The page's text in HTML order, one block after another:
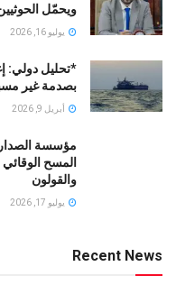
ويحمّل
يوليو 16, 2026
*تحليل دولي:
بصدمة غير
أبريل 9, 2026
مؤسسة
المسح
والقولون
يوليو 17, 2026
Recent News